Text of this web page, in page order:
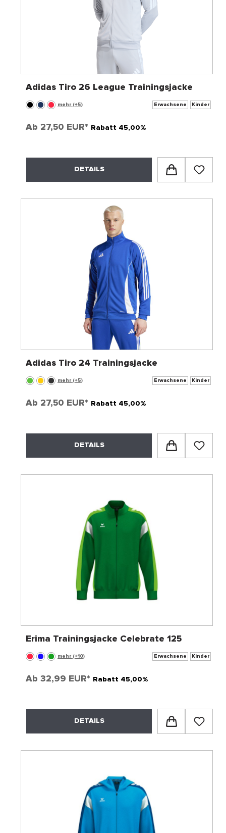
Adidas Tiro 26 League Trainingsjacke
mehr (+5) Erwachsene Kinder
Ab 27,50 EUR* Rabatt 45,00%
DETAILS
Adidas Tiro 24 Trainingsjacke
mehr (+5) Erwachsene Kinder
Ab 27,50 EUR* Rabatt 45,00%
DETAILS
Erima Trainingsjacke Celebrate 125
mehr (+10) Erwachsene Kinder
Ab 32,99 EUR* Rabatt 45,00%
DETAILS